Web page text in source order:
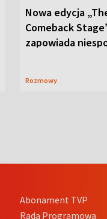
Nowa edycja
Comeback
zapowiada
Rozmowy
Abonament TVP
Rada Programowa